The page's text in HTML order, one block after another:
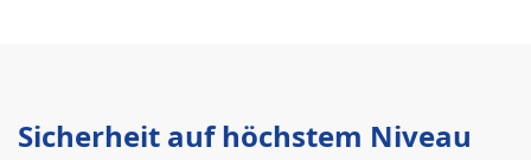
Sicherheit auf höchstem Niveau